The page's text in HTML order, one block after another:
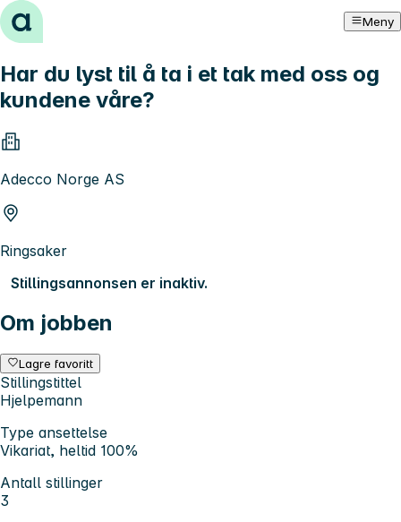
Hopp til innhold Meny
Har du lyst til å ta i et tak med oss og
kundene våre?
Adecco Norge AS
Ringsaker
Stillingsannonsen er inaktiv.
Om jobben
Lagre favoritt
Stillingstittel
Hjelpemann
Type ansettelse
Vikariat, heltid 100%
Antall stillinger
3